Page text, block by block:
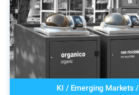
KI / Emerging Markets/